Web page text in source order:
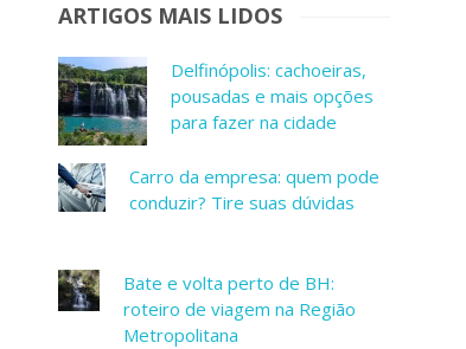
ARTIGOS MAIS LIDOS
Delfinópolis: cachoeiras,
pousadas e mais opções
para fazer na cidade
Carro da empresa: quem pode
conduzir? Tire suas dúvidas
Bate e volta perto de BH:
roteiro de viagem na Região
Metropolitana